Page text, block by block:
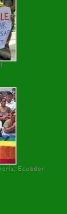
Ecuador